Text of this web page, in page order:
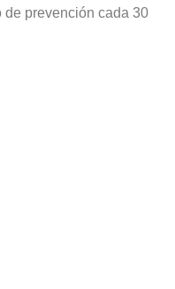
de prevención cada 30